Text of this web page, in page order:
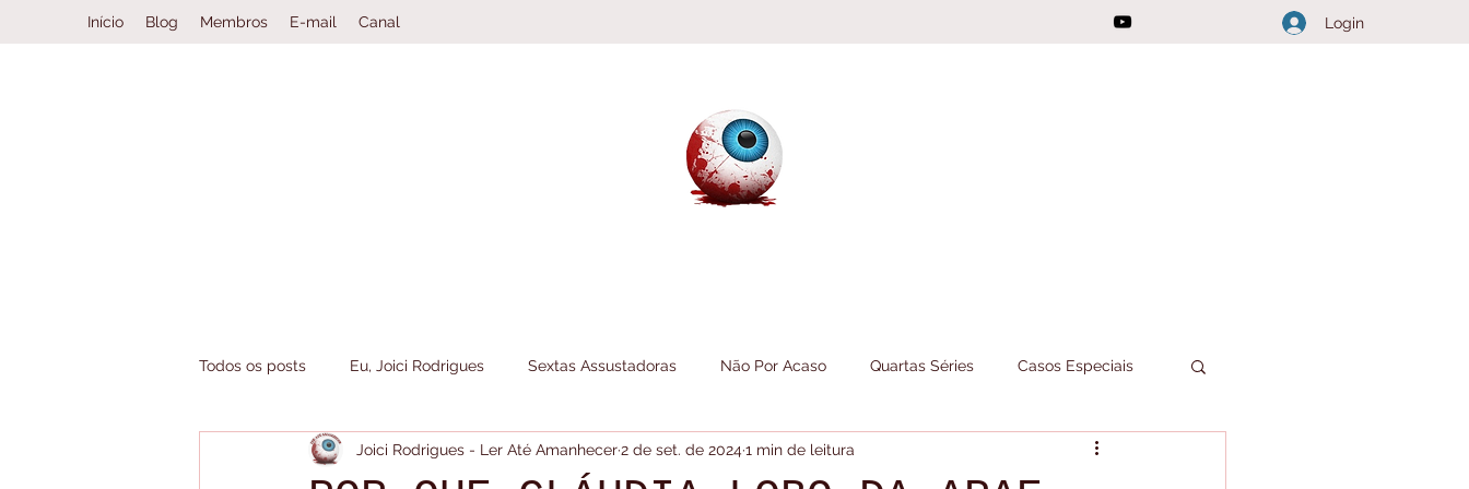
Início Blog Membros E-mail Canal Login
Todos os posts Eu, Joici Rodrigues Sextas Assustadoras Não Por Acaso Quartas Séries Casos Especiais
Book Haul Clube da Leitura Folheando Informações do Canal Itens do Canal Joici Responde
Joici Rodrigues - Ler Até Amanhecer2 de set. de 20241 min de leitura